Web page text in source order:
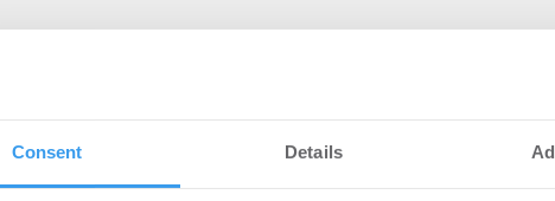
Consent Details
auch interessieren